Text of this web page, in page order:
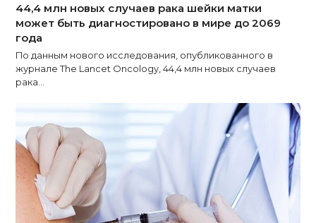
44,4 млн новых случаев рака шейки матки
может быть диагностировано в мире до 2069
года
По данным нового исследования, опубликованного в
журнале The Lancet Oncology, 44,4 млн новых случаев
рака…